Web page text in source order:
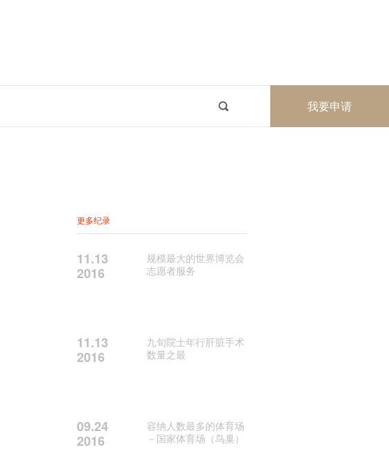
我要申请
更多纪录
11.13
2016
规模最大的世界博览会
志愿者服务
11.13
2016
九旬院士年行肝脏手术
数量之最
09.24
2016
容纳人数最多的体育场
－国家体育场（鸟巢）